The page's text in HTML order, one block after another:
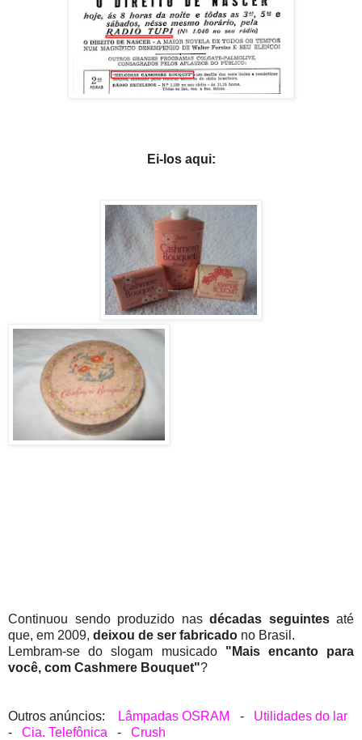
Ei-los aqui:
Continuou sendo produzido nas décadas seguintesaté
que, em 2009, deixou de ser fabricado no Brasil.
Lembram-se do slogam musicado "Mais encanto para
você, com Cashmere Bouquet"?
Outros anúncios: Lâmpadas OSRAM - Utilidades do lar
- Cia. Telefônica - Crush